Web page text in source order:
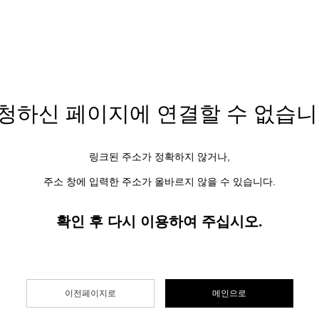
하신 페이지에 연결할 수 없습
링크된 주소가 정확하지 않거나,
주소 창에 입력한 주소가 올바르지 않을 수 있습니다.
확인 후 다시 이용하여 주십시오.
이전페이지로 메인으로